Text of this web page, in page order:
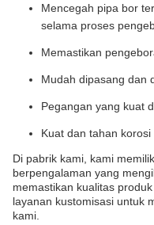
Mencegah pipa bor
selama proses
Memastikan
Mudah dipasang dan
Pegangan yang kuat
Kuat dan tahan korosi
Di pabrik kami, kami
berpengalaman yang
memastikan kualitas
layanan kustomisasi untuk
kami.